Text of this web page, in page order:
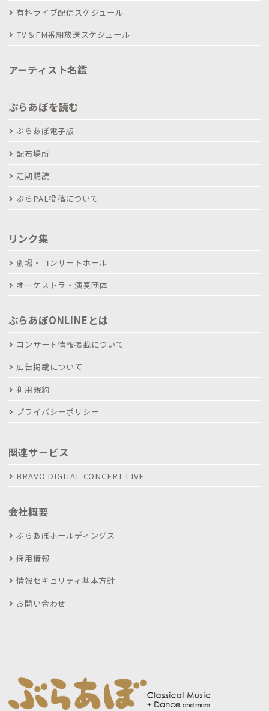
有料ライブ配信スケジュール
TV＆FM番組放送スケジュール
アーティスト名鑑
ぶらあぼを読む
ぶらあぼ電子版
配布場所
定期購読
ぶらPAL投稿について
リンク集
劇場・コンサートホール
オーケストラ・演奏団体
ぶらあぼONLINEとは
コンサート情報掲載について
広告掲載について
利用規約
プライバシーポリシー
関連サービス
BRAVO DIGITAL CONCERT LIVE
会社概要
ぶらあぼホールディングス
採用情報
情報セキュリティ基本方針
お問い合わせ